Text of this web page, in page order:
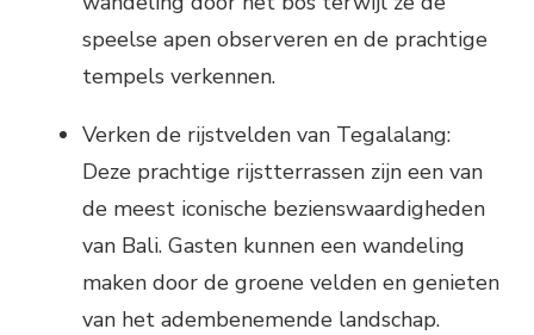
speelse apen observeren en de prachtige
tempels verkennen.
Verken de rijstvelden van Tegalalang:
Deze prachtige rijstterrassen zijn een van
de meest iconische bezienswaardigheden
van Bali. Gasten kunnen een wandeling
maken door de groene velden en genieten
van het adembenemende landschap.